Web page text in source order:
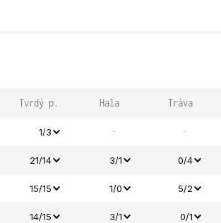
Tvrdý p. Hala Tráva
1/3 - -
21/14 3/1 0/4
15/15 1/0 5/2
14/15 3/1 0/1